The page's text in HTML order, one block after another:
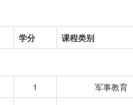
学分 课程类别
1
军事教育